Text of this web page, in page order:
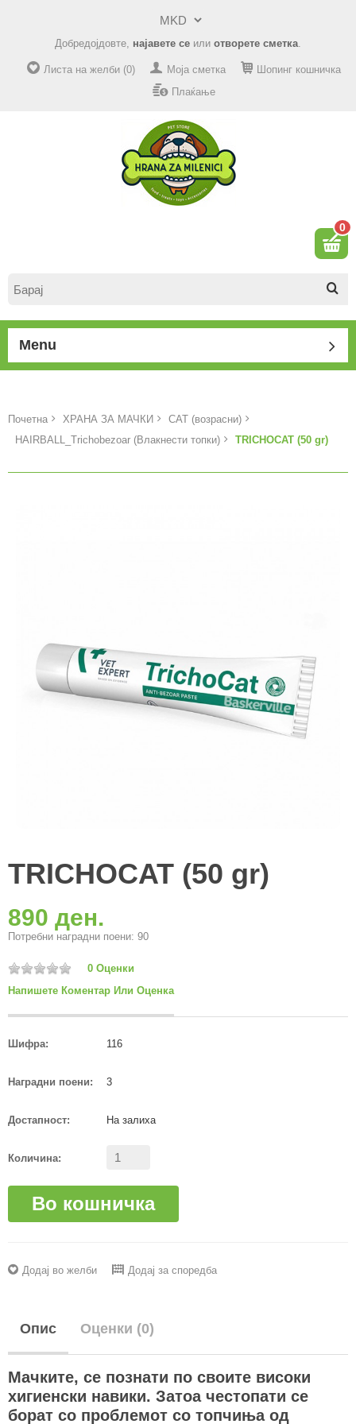
Добредојдовте, најавете се или отворете сметка.
Листа на желби (0) Моја сметка
Шопинг кошничка
Плаќање
0
Menu
Почетна ХРАНА ЗА МАЧКИ
CAT (возрасни)
HAIRBALL_Trichobezoar (Влакнести топки)
TRICHOCAT (50 gr)
TRICHOCAT (50 gr)
890 ден.
Потребни наградни поени: 90
0 Оценки
Напишете Коментар Или Оценка
Шифра: 116
Наградни поени: 3
Достапност: На залиха
Количина:
Во кошничка
Додај во желби Додај за споредба
Опис Оценки (0)
Мачките, се познати по своите високи
хигиенски навики. Затоа честопати се
борат со проблемот со топчиња од